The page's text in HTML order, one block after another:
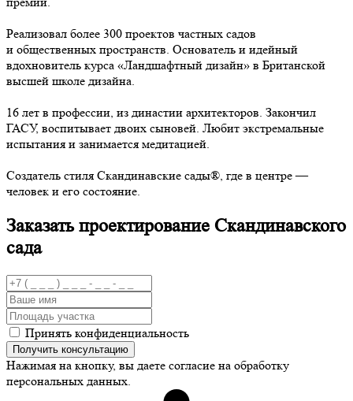
Реализовал более 300 проектов частных садов
и общественных пространств. Основатель и идейный
вдохновитель курса «Ландшафтный дизайн» в Британской
высшей школе дизайна.
16 лет в профессии, из династии архитекторов. Закончил
ГАСУ, воспитывает двоих сыновей. Любит экстремальные
испытания и занимается медитацией.
Создатель стиля Скандинавские сады®, где в центре —
человек и его состояние.
Заказать проектирование Скандинавского
сада
Принять конфиденциальность
Получить консультацию
Нажимая на кнопку, вы даете согласие на обработку
персональных данных.